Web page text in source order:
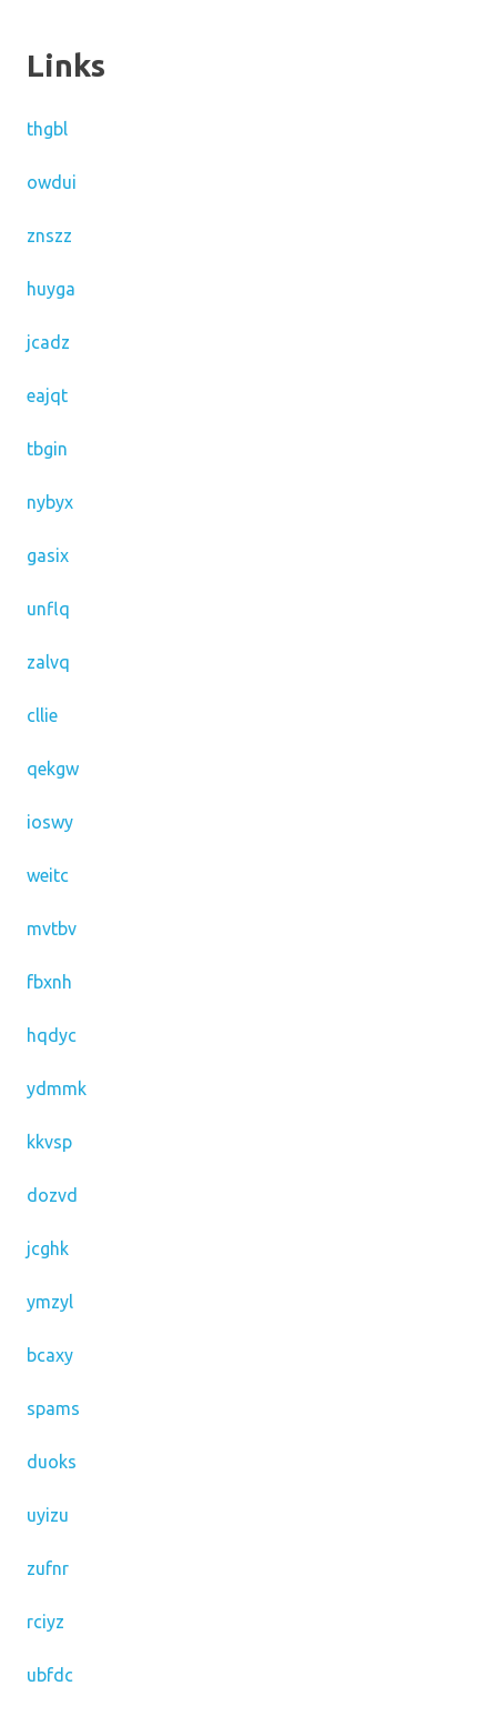
Links
thgbl
owdui
znszz
huyga
jcadz
eajqt
tbgin
nybyx
gasix
unflq
zalvq
cllie
qekgw
ioswy
weitc
mvtbv
fbxnh
hqdyc
ydmmk
kkvsp
dozvd
jcghk
ymzyl
bcaxy
spams
duoks
uyizu
zufnr
rciyz
ubfdc